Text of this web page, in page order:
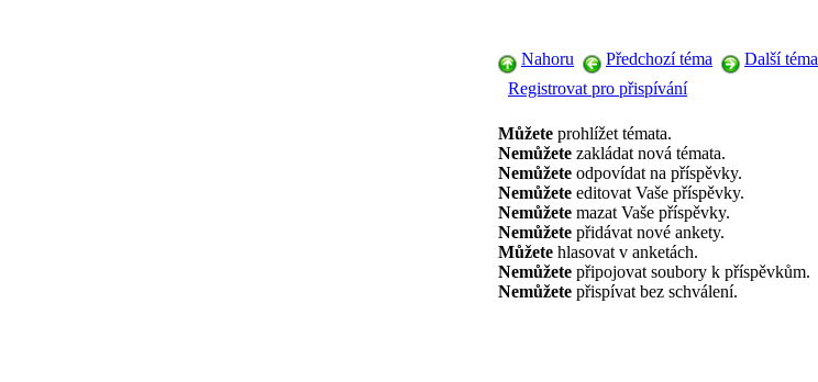
Nahoru Předchozí téma Další téma
Registrovat pro přispívání
Můžete prohlížet témata.
Nemůžete zakládat nová témata.
Nemůžete odpovídat na příspěvky.
Nemůžete editovat Vaše příspěvky.
Nemůžete mazat Vaše příspěvky.
Nemůžete přidávat nové ankety.
Můžete hlasovat v anketách.
Nemůžete připojovat soubory k příspěvkům.
Nemůžete přispívat bez schválení.